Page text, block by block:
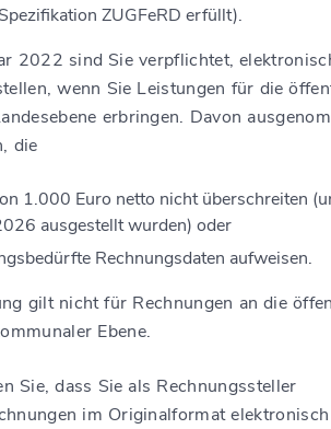
ZUGFeRD erfüllt).
2022 sind Sie verpflichtet,
wenn Sie Leistungen für die
erbringen. Davon
die
1.000 Euro netto nicht überschreiten
ausgestellt wurden) oder
Rechnungsdaten aufweisen.
gilt nicht für Rechnungen an die
Ebene.
Sie, dass Sie als Rechnungssteller
im Originalformat elektronisch